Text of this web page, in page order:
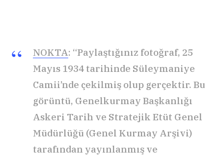
NOKTA: “Paylaştığınız fotoğraf, 25
Mayıs 1934 tarihinde Süleymaniye
Camii’nde çekilmiş olup gerçektir. Bu
görüntü, Genelkurmay Başkanlığı
Askeri Tarih ve Stratejik Etüt Genel
Müdürlüğü (Genel Kurmay Arşivi)
tarafından yayınlanmış ve